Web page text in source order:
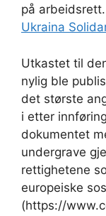
på
Ukraina
Utkastet til
nylig ble
det største
i etter
dokumentet
undergrave
rettighetene
europeiske
(https://